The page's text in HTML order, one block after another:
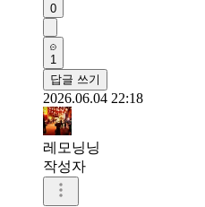
0
1
답글 쓰기
2026.06.04 22:18
레모닝닝
작성자